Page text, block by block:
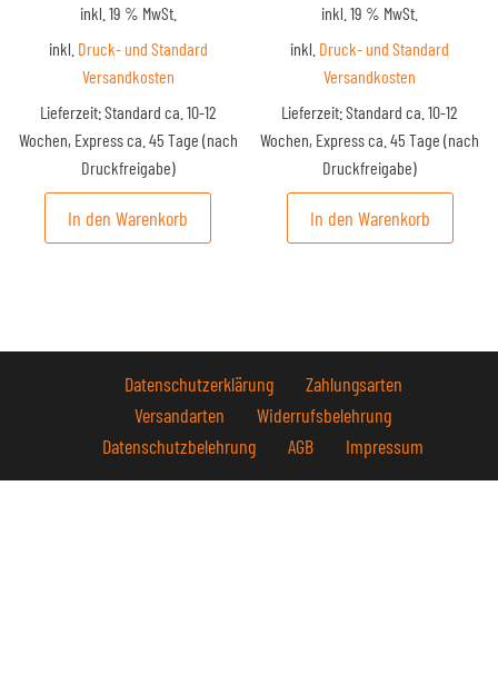
inkl. 19 % MwSt.
inkl. Druck- und Standard
Versandkosten
Lieferzeit:Standard ca. 10-12
Wochen, Express ca. 45 Tage (nach
Druckfreigabe)
In den Warenkorb
inkl. 19 % MwSt.
inkl. Druck- und Standard
Versandkosten
Lieferzeit:Standard ca. 10-12
Wochen, Express ca. 45 Tage (nach
Druckfreigabe)
In den Warenkorb
Datenschutzerklärung
Zahlungsarten
Versandarten
Widerrufsbelehrung
Datenschutzbelehrung
AGB Impressum